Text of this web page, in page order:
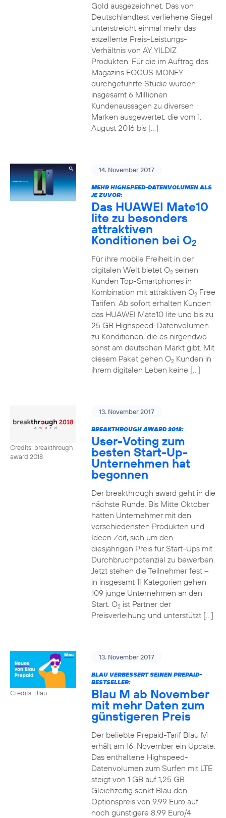
Gold ausgezeichnet. Das von
Deutschlandtest verliehene Siegel
unterstreicht einmal mehr das
exzellente Preis-Leistungs-
Verhältnis von AY YILDIZ
Produkten. Für die im Auftrag des
Magazins FOCUS MONEY
durchgeführte Studie wurden
insgesamt 6 Millionen
Kundenaussagen zu diversen
Marken ausgewertet, die vom 1.
August 2016 bis […]
14. November 2017
MEHR HIGHSPEED-DATENVOLUMEN ALS
JE ZUVOR:
Das HUAWEI Mate10
lite zu besonders
attraktiven
Konditionen bei O2
Für ihre mobile Freiheit in der
digitalen Welt bietet O2seinen
Kunden Top-Smartphones in
Kombination mit attraktiven O2Free
Tarifen. Ab sofort erhalten Kunden
das HUAWEI Mate10 lite und bis zu
25 GB Highspeed-Datenvolumen
zu Konditionen, die es nirgendwo
sonst am deutschen Markt gibt. Mit
diesem Paket gehen O2Kunden in
ihrem digitalen Leben keine […]
Credits: breakthrough
award 2018
13. November 2017
BREAKTHROUGH AWARD 2018:
User-Voting zum
besten Start-Up-
Unternehmen hat
begonnen
Der breakthrough award geht in die
nächste Runde. Bis Mitte Oktober
hatten Unternehmer mit den
verschiedensten Produkten und
Ideen Zeit, sich um den
diesjährigen Preis für Start-Ups mit
Durchbruchpotenzial zu bewerben.
Jetzt stehen die Teilnehmer fest –
in insgesamt 11 Kategorien gehen
109 junge Unternehmen an den
Start. O2ist Partner der
Preisverleihung und unterstützt […]
Credits: Blau
13. November 2017
BLAU VERBESSERT SEINEN PREPAID-
BESTSELLER:
Blau M ab November
mit mehr Daten zum
günstigeren Preis
Der beliebte Prepaid-Tarif Blau M
erhält am 16. November ein Update.
Das enthaltene Highspeed-
Datenvolumen zum Surfen mit LTE
steigt von 1 GB auf 1,25 GB.
Gleichzeitig senkt Blau den
Optionspreis von 9,99 Euro auf
noch günstigere 8,99 Euro/4